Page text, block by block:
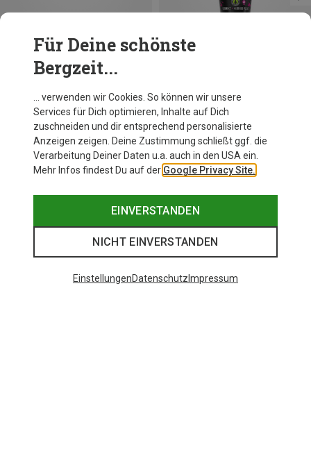
8-IN-ONE Bike Cleaning Eimer
Muc Off
All Weather Lube
19,95 €
Für Deine schönste
Bergzeit...
… verwenden wir Cookies. So können wir unsere
Services für Dich optimieren, Inhalte auf Dich
zuschneiden und dir entsprechend personalisierte
Anzeigen zeigen. Deine Zustimmung schließt ggf. die
Verarbeitung Deiner Daten u.a. auch in den USA ein.
Mehr Infos findest Du auf der Google Privacy Site.
EINVERSTANDEN
NICHT EINVERSTANDEN
EinstellungenDatenschutz Impressum